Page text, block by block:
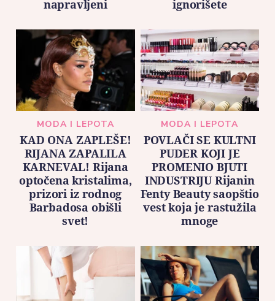
napravljeni
ignorišete
MODA I LEPOTA
KAD ONA ZAPLEŠE!
RIJANA ZAPALILA
KARNEVAL! Rijana
optočena kristalima,
prizori iz rodnog
Barbadosa obišli
svet!
MODA I LEPOTA
POVLAČI SE KULTNI
PUDER KOJI JE
PROMENIO BJUTI
INDUSTRIJU Rijanin
Fenty Beauty saopštio
vest koja je rastužila
mnoge